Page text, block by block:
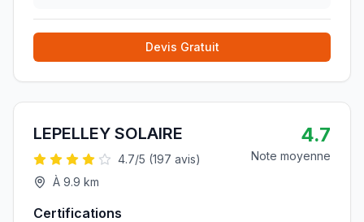
Devis Gratuit
LEPELLEY SOLAIRE
4.7/5 (197 avis)
À 9.9 km
4.7
Note moyenne
Certifications